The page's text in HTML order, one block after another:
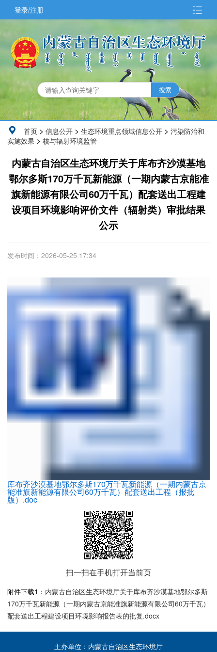
登录/注册
首页 > 信息公开 > 生态环境重点领域信息公开 > 污染防治和
实施效果 > 核与辐射环境监管
内蒙古自治区生态环境厅关于库布齐沙漠基地
鄂尔多斯170万千瓦新能源（一期内蒙古京能准
旗新能源有限公司60万千瓦）配套送出工程建
设项目环境影响评价文件（辐射类）审批结果
公示
发布时间：2026-05-25 17:34
库布齐沙漠基地鄂尔多斯170万千瓦新能源（一期内蒙古京
能准旗新能源有限公司60万千瓦）配套送出工程（报批
版）.doc
扫一扫在手机打开当前页
附件下载1： 内蒙古自治区生态环境厅关于库布齐沙漠基地鄂尔多斯
170万千瓦新能源（一期内蒙古京能准旗新能源有限公司60万千瓦）
配套送出工程建设项目环境影响报告表的批复.docx
主办单位：内蒙古自治区生态环境厅